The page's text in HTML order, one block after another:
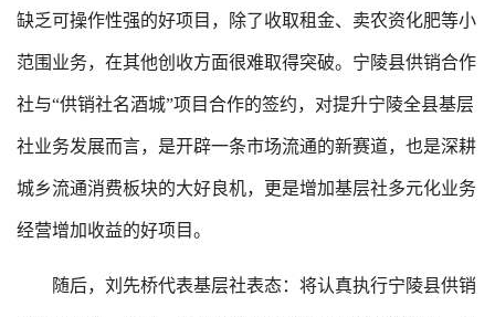
缺乏可操作性强的好项目，除了收取租金、卖农资化肥等小
范围业务，在其他创收方面很难取得突破。宁陵县供销合作
社与“供销社名酒城”项目合作的签约，对提升宁陵全县基层
社业务发展而言，是开辟一条市场流通的新赛道，也是深耕
城乡流通消费板块的大好良机，更是增加基层社多元化业务
经营增加收益的好项目。
随后，刘先桥代表基层社表态：将认真执行宁陵县供销